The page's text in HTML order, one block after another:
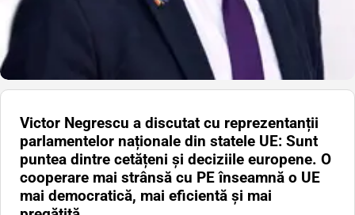
Victor Negrescu a discutat cu reprezentanții
parlamentelor naționale din statele UE: Sunt
puntea dintre cetățeni și deciziile europene. O
cooperare mai strânsă cu PE înseamnă o UE
mai democratică, mai eficientă și mai